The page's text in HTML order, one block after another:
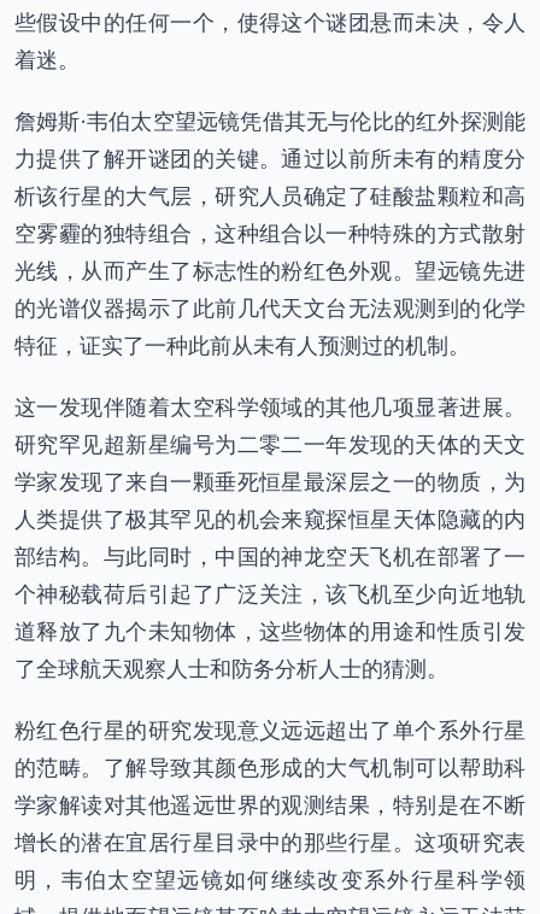
些假设中的任何一个，使得这个谜团悬而未决，令人
着迷。
詹姆斯·韦伯太空望远镜凭借其无与伦比的红外探测能
力提供了解开谜团的关键。通过以前所未有的精度分
析该行星的大气层，研究人员确定了硅酸盐颗粒和高
空雾霾的独特组合，这种组合以一种特殊的方式散射
光线，从而产生了标志性的粉红色外观。望远镜先进
的光谱仪器揭示了此前几代天文台无法观测到的化学
特征，证实了一种此前从未有人预测过的机制。
这一发现伴随着太空科学领域的其他几项显著进展。
研究罕见超新星编号为二零二一年发现的天体的天文
学家发现了来自一颗垂死恒星最深层之一的物质，为
人类提供了极其罕见的机会来窥探恒星天体隐藏的内
部结构。与此同时，中国的神龙空天飞机在部署了一
个神秘载荷后引起了广泛关注，该飞机至少向近地轨
道释放了九个未知物体，这些物体的用途和性质引发
了全球航天观察人士和防务分析人士的猜测。
粉红色行星的研究发现意义远远超出了单个系外行星
的范畴。了解导致其颜色形成的大气机制可以帮助科
学家解读对其他遥远世界的观测结果，特别是在不断
增长的潜在宜居行星目录中的那些行星。这项研究表
明，韦伯太空望远镜如何继续改变系外行星科学领